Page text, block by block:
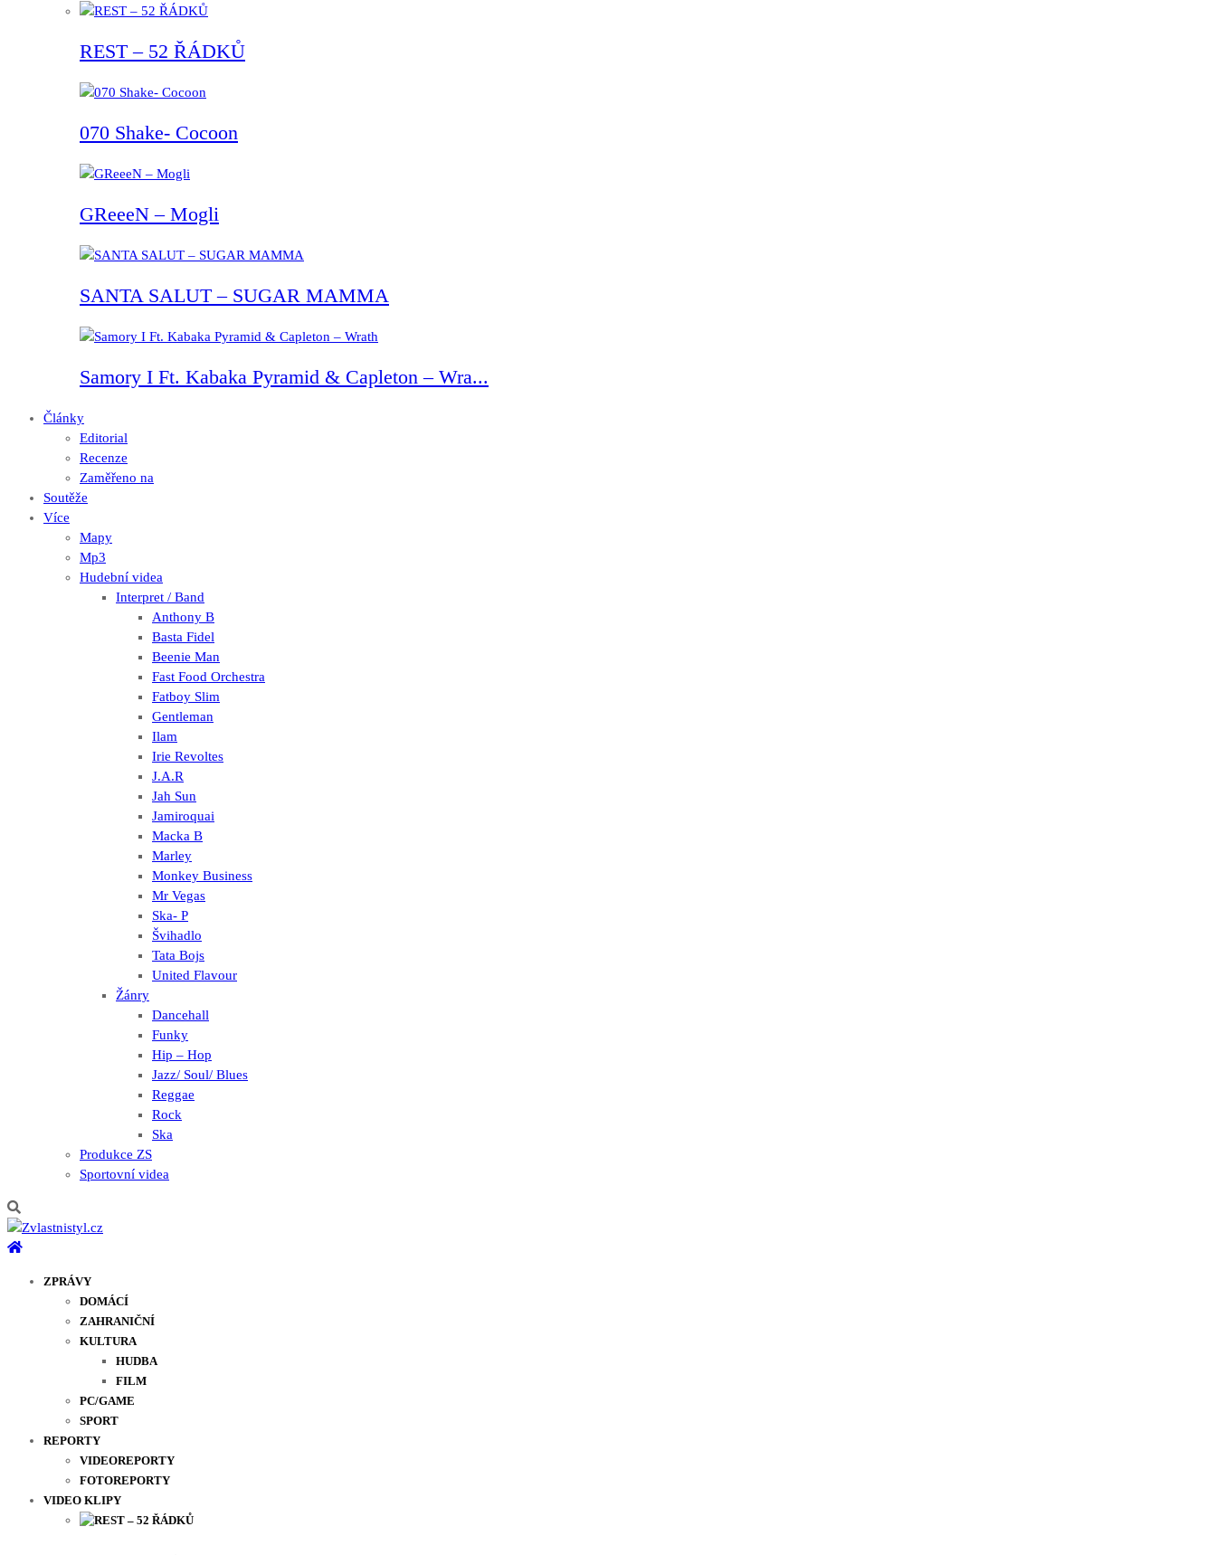
REST – 52 ŘÁDKŮ
070 Shake- Cocoon
GReeeN – Mogli
SANTA SALUT – SUGAR MAMMA
Samory I Ft. Kabaka Pyramid & Capleton – Wra...
Články
Editorial
Recenze
Zaměřeno na
Soutěže
Více
Mapy
Mp3
Hudební videa
Interpret / Band
Anthony B
Basta Fidel
Beenie Man
Fast Food Orchestra
Fatboy Slim
Gentleman
Ilam
Irie Revoltes
J.A.R
Jah Sun
Jamiroquai
Macka B
Marley
Monkey Business
Mr Vegas
Ska- P
Švihadlo
Tata Bojs
United Flavour
Žánry
Dancehall
Funky
Hip – Hop
Jazz/ Soul/ Blues
Reggae
Rock
Ska
Produkce ZS
Sportovní videa
ZPRÁVY
DOMÁCÍ
ZAHRANIČNÍ
KULTURA
HUDBA
FILM
PC/GAME
SPORT
REPORTY
VIDEOREPORTY
FOTOREPORTY
VIDEO KLIPY